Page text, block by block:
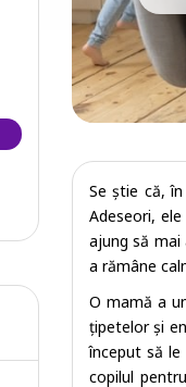
Se știe că,
Adeseori,
ajung să
a rămâne
O mamă a
țipetelor și
început să
copilul